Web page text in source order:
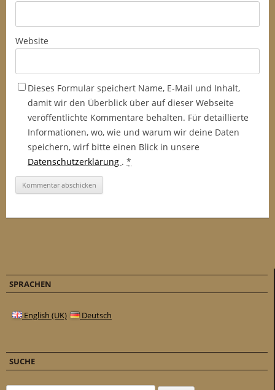
Website
Dieses Formular speichert Name, E-Mail und Inhalt,
damit wir den Überblick über auf dieser Webseite
veröffentlichte Kommentare behalten. Für detaillierte
Informationen, wo, wie und warum wir deine Daten
speichern, wirf bitte einen Blick in unsere
Datenschutzerklärung . *
SPRACHEN
English (UK) Deutsch
SUCHE